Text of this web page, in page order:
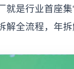
是行业首座集
解全流程，年